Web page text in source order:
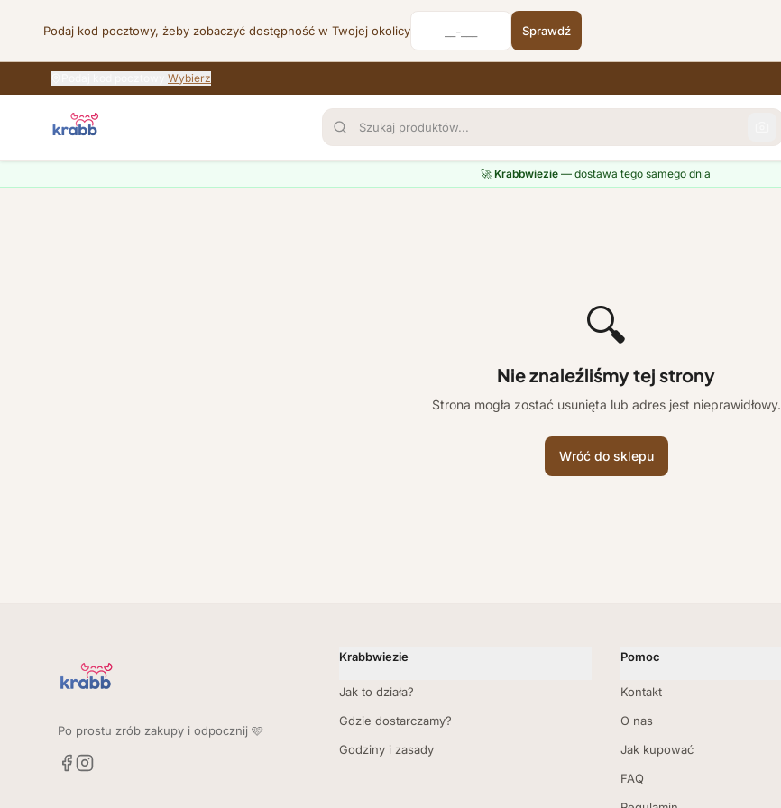
Podaj kod pocztowy, żeby zobaczyć dostępność w Twojej okolicy Sprawdź
Wybierz
🚀 Krabbwiezie— dostawa tego samego dnia
🔍
Nie znaleźliśmy tej strony
Strona mogła zostać usunięta lub adres jest nieprawidłowy.
Wróć do sklepu
Po prostu zrób zakupy i odpocznij 🩷
Krabbwiezie
Jak to działa?
Gdzie dostarczamy?
Godziny i zasady
Pomoc
Kontakt
O nas
Jak kupować
FAQ